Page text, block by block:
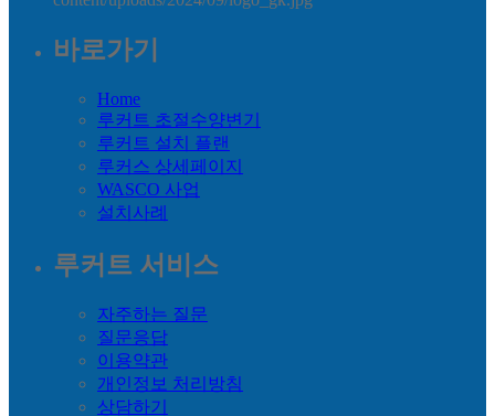
바로가기
Home
루커트 초절수양변기
루커트 설치 플랜
루커스 상세페이지
WASCO 사업
설치사례
루커트 서비스
자주하는 질문
질문응답
이용약관
개인정보 처리방침
상담하기